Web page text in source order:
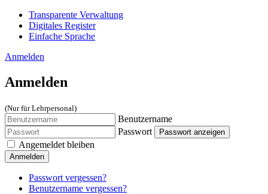
Transparente Verwaltung
Digitales Register
Einfache Sprache
Anmelden
Anmelden
(Nur für Lehrpersonal)
Benutzername
Passwort
Passwort anzeigen
Angemeldet bleiben
Anmelden
Passwort vergessen?
Benutzername vergessen?